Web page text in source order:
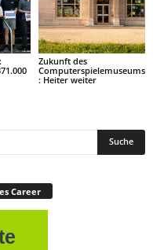
Zukunft des
Computerspielemuseums
: Heiter weiter
Career